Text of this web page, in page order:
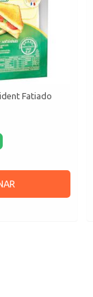
Fatiado